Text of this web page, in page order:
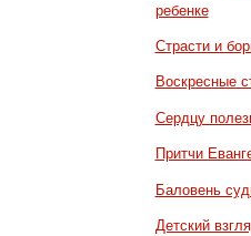
ребенке
Страсти и
Воскресные
Сердцу
Притчи
Баловень
Детский